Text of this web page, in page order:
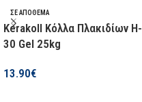
ΣΕ ΑΠΌΘΕΜΑ
Kerakoll Κόλλα Πλακιδίων H-
30 Gel 25kg
13.90€